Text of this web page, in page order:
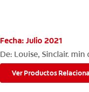
Fecha: Julio 2021
De: Louise, Sinclair. min
Ver Productos